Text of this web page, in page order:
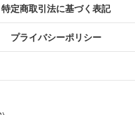
特定商取引法に基づく表記
プライバシーポリシー